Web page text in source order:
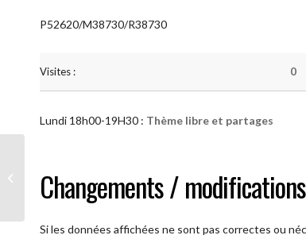
P52620/M38730/R38730
Visites : 0
Lundi 18h00-19H30 : Thème libre et partages
Changements / modifications
Si les données affichées ne sont pas correctes ou
partages )